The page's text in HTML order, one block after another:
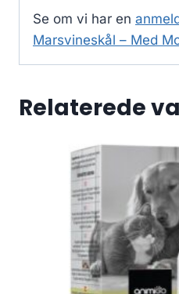
Se om vi har en
Marsvineskål – Med
Relaterede